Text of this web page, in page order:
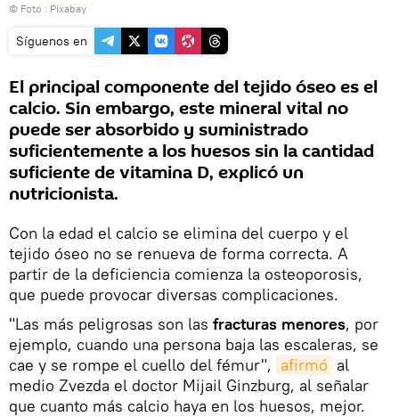
© Foto : Pixabay
Síguenos en
El principal componente del tejido óseo es el
calcio. Sin embargo, este mineral vital no
puede ser absorbido y suministrado
suficientemente a los huesos sin la cantidad
suficiente de vitamina D, explicó un
nutricionista.
Con la edad el calcio se elimina del cuerpo y el
tejido óseo no se renueva de forma correcta. A
partir de la deficiencia comienza la osteoporosis,
que puede provocar diversas complicaciones.
"Las más peligrosas son las fracturas menores, por
ejemplo, cuando una persona baja las escaleras, se
cae y se rompe el cuello del fémur", afirmó al
medio Zvezda el doctor Mijail Ginzburg, al señalar
que cuanto más calcio haya en los huesos, mejor.